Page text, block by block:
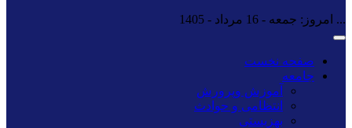
... امروز: جمعه - 16 مرداد - 1405
صفحه نخست
جامعه
آموزش وپرورش
انتظامی و حوادث
بهزیستی